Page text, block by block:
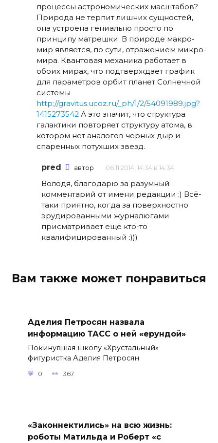
процессы астрономических масштабов?
Природа не терпит лишних сущностей,
она устроена гениально просто по
принципу матрешки. В природе макро-
мир является, по сути, отражением микро-
мира. Квантовая механика работает в
обоих мирах, что подтверждает график
для параметров орбит планет Солнечной
системы
http://gravitus.ucoz.ru/_ph/1/2/54091989.jpg?
1415273542 А это значит, что структура
галактики повторяет структуру атома, в
котором нет аналогов черных дыр и
спаренных потухших звезд.
pred автор 06.11.2014, 14:34 в 14:34
Володя, благодарю за разумный
комментарий от имени редакции :) Всё-
таки приятно, когда за поверхностно
эрудированными журналюгами
присматривает ещё кто-то
квалифицированный :)))
Вам также может понравиться
Аделия Петросян назвала
информацию ТАСС о ней «ерундой»
Покинувшая школу «Хрустальный»
фигуристка Аделия Петросян
0 367
«Законнектились» на всю жизнь:
роботы Матильда и Роберт «с